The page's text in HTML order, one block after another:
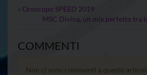
« Oroscopo SPEED 2019
MSC Divina, un mix perfetto tra
COMMENTI
Non ci sono commenti a questo